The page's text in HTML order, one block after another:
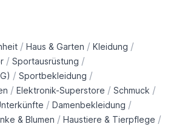
/ Haus & Garten / Kleidung /
/ Sportausrüstung /
/ Sportbekleidung /
/ Elektronik-Superstore / Schmuck /
/ Damenbekleidung /
& Blumen / Haustiere & Tierpflege /